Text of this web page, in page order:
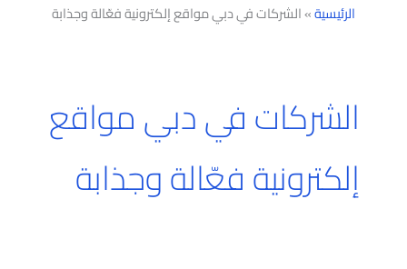
الرئيسية»الشركات في دبي مواقع إلكترونية فعّالة وجذابة
الشركات في دبي مواقع
إلكترونية فعّالة وجذابة